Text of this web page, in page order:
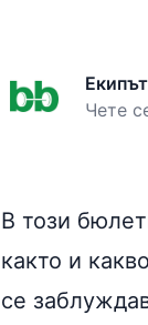
Чете
В този
както и
се